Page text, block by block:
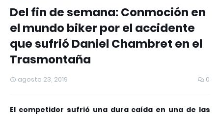
Del fin de semana: Conmoción en
el mundo biker por el accidente
que sufrió Daniel Chambret en el
Trasmontaña
agosto 23, 2019 0
El competidor sufrió una dura caída en una de las